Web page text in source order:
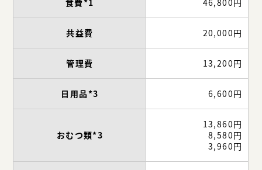
食費*1 46,800円
共益費 20,000円
管理費 13,200円
日用品*3 6,600円
おむつ類*3
13,860円
8,580円
3,960円